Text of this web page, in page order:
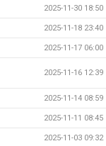
2025-11-30 18:50
2025-11-18 23:40
2025-11-17 06:00
2025-11-16 12:39
2025-11-14 08:59
2025-11-11 08:45
2025-11-03 09:32